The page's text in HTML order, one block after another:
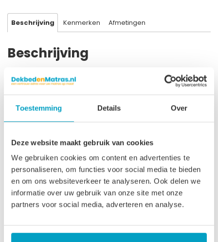
Toestemming Details Over
Deze website maakt gebruik van cookies
We gebruiken cookies om content en advertenties te
personaliseren, om functies voor social media te bieden
en om ons websiteverkeer te analyseren. Ook delen we
informatie over uw gebruik van onze site met onze
partners voor social media, adverteren en analyse.
Beschrijving Kenmerken Afmetingen
Beschrijving
Kern Polyether SG40 Hoogte 16 cm Afritsbare uitwasbare
bekleding Bekleding doorgestikt met 300 gr/m2 Clima Top
iedereen die graag wat stevig slaapt. De standaardmaten
zijn doorgaans op voorraad. Andere maten ± 3 weken
levertijd.
Let op, door het flexibele materiaal, kunnen matrassen tot
2% afwijken in afmeting. Maatwerk matrassen zijn niet
direct leverbaar, de productie kost 3-4 weken tijd. Voor onze